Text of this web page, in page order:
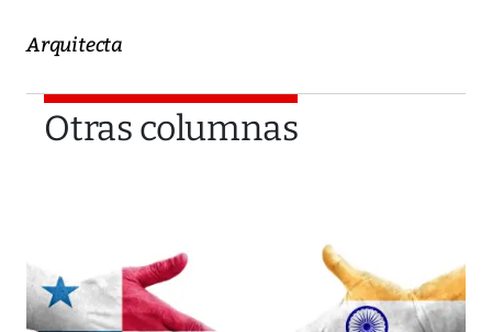
Arquitecta
Otras columnas